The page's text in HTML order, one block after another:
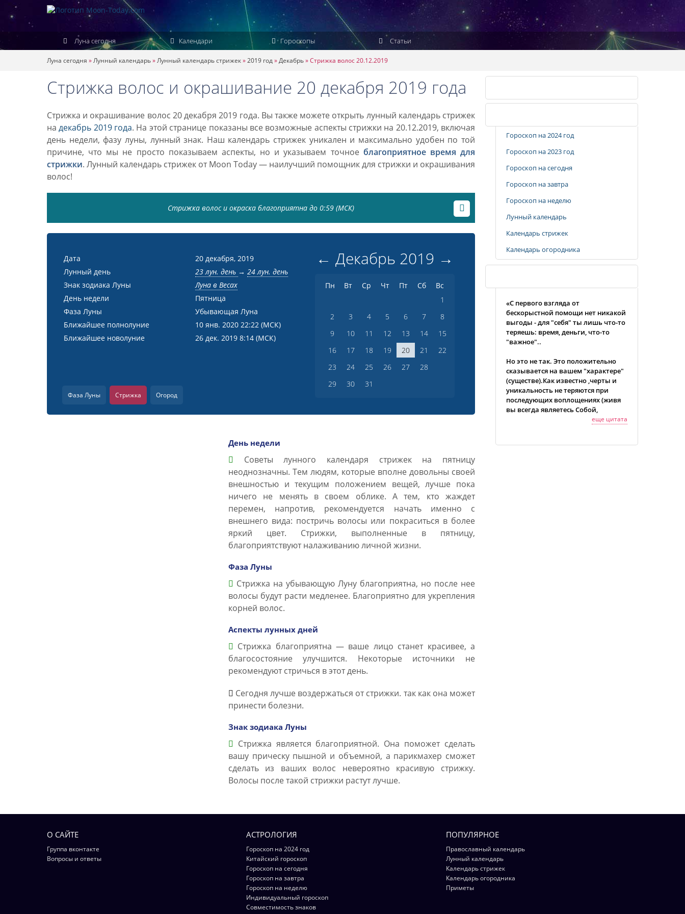
Луна сегодня Календари Гороскопы Статьи
Луна сегодня »Лунный календарь»Лунный календарь стрижек»2019 год»Декабрь»Стрижка волос 20.12.2019
Стрижка волос и окрашивание 20 декабря 2019 года
Стрижка и окрашивание волос 20 декабря 2019 года. Вы также можете открыть лунный календарь стрижек
надекабрь 2019 года. На этой странице показаны все возможные аспекты стрижки на 20.12.2019, включая
день недели, фазу луны, лунный знак. Наш календарь стрижек уникален и максимально удобен по той
причине, что мы не просто показываем аспекты, но и указываем точное благоприятное время для
стрижки. Лунный календарь стрижек от Moon Today — наилучший помощник для стрижки и окрашивания
волос!
Стрижка волос и окраска благоприятна до 0:59 (МСК)
Дата
20 декабря, 2019
Лунный день
23 лун. день → 24 лун. день
Знак зодиака Луны
Луна в Весах
День недели
Пятница
Фаза Луны
Убывающая Луна
Ближайшее полнолуние
10 янв. 2020 22:22 (МСК)
Ближайшее новолуние
26 дек. 2019 8:14 (МСК)
← Декабрь 2019 →
Пн Вт Ср Чт Пт Сб
Вс
1
2
3 4 5 6 7
8
9
10 11 12 13 14
15
16
17 18 19 20 21
22
23
24 25 26 27
28
29
30 31
Фаза Луны Стрижка Огород
День недели
Советы лунного календаря стрижек на пятницу
неоднозначны. Тем людям, которые вполне довольны своей
внешностью и текущим положением вещей, лучше пока
ничего не менять в своем облике. А тем, кто жаждет
перемен, напротив, рекомендуется начать именно с
внешнего вида: постричь волосы или покраситься в более
яркий цвет. Стрижки, выполненные в пятницу,
благоприятствуют налаживанию личной жизни.
Фаза Луны
Стрижка на убывающую Луну благоприятна, но после нее
волосы будут расти медленее. Благоприятно для укрепления
корней волос.
Аспекты лунных дней
Стрижка благоприятна — ваше лицо станет красивее, а
благосостояние улучшится. Некоторые источники не
рекомендуют стричься в этот день.
Сегодня лучше воздержаться от стрижки. так как она может
принести болезни.
Знак зодиака Луны
Стрижка является благоприятной. Она поможет сделать
вашу прическу пышной и объемной, а парикмахер сможет
сделать из ваших волос невероятно красивую стрижку.
Волосы после такой стрижки растут лучше.
Гороскоп на 2024 год
Гороскоп на 2023 год
Гороскоп на сегодня
Гороскоп на завтра
Гороскоп на неделю
Лунный календарь
Календарь стрижек
Календарь огородника
«С первого взгляда от
бескорыстной помощи нет никакой
выгоды - для "себя" ты лишь что-то
теряешь: время, деньги, что-то
"важное"..
Но это не так. Это положительно
сказывается на вашем "характере"
(существе).Как известно ,черты и
уникальность не теряются при
последующих воплощениях (живя
вы всегда являетесь Собой,
независимо от воплощения,
позитивную роль в вашем будущем
еще цитата
О САЙТЕ
Группа вконтакте
Вопросы и ответы
АСТРОЛОГИЯ
Гороскоп на 2024 год
Китайский гороскоп
Гороскоп на сегодня
Гороскоп на завтра
Гороскоп на неделю
Индивидуальный гороскоп
Совместимость знаков
ПОПУЛЯРНОЕ
Православный календарь
Лунный календарь
Календарь стрижек
Календарь огородника
Приметы